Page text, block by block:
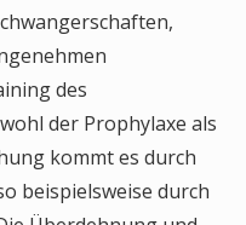
des
der Prophylaxe als
kommt es durch
beispielsweise durch